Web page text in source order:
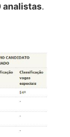
analistas.